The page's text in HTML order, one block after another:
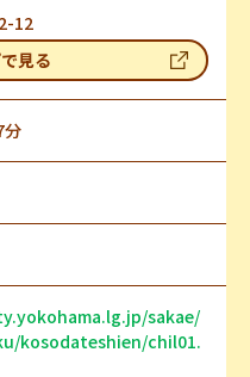
12
見る
分
sakae/
kosodateshien/chil01.